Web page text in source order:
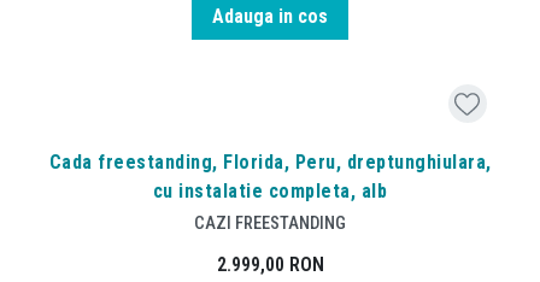
Adauga in cos
Cada freestanding, Florida, Peru, dreptunghiulara,
cu instalatie completa, alb
CAZI FREESTANDING
2.999,00 RON